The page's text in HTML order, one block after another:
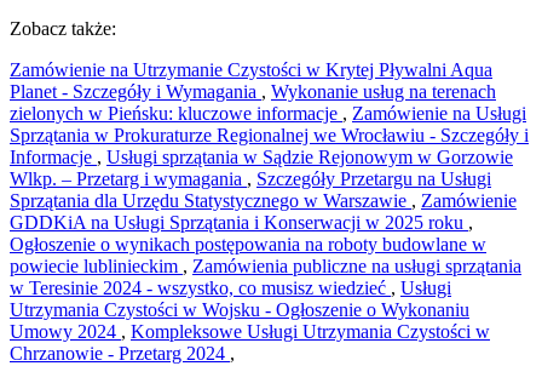
Zobacz także:
Zamówienie na Utrzymanie Czystości w Krytej Pływalni Aqua
Planet - Szczegóły i Wymagania , Wykonanie usług na terenach
zielonych w Pieńsku: kluczowe informacje , Zamówienie na Usługi
Sprzątania w Prokuraturze Regionalnej we Wrocławiu - Szczegóły i
Informacje , Usługi sprzątania w Sądzie Rejonowym w Gorzowie
Wlkp. – Przetarg i wymagania , Szczegóły Przetargu na Usługi
Sprzątania dla Urzędu Statystycznego w Warszawie , Zamówienie
GDDKiA na Usługi Sprzątania i Konserwacji w 2025 roku ,
Ogłoszenie o wynikach postępowania na roboty budowlane w
powiecie lublinieckim , Zamówienia publiczne na usługi sprzątania
w Teresinie 2024 - wszystko, co musisz wiedzieć , Usługi
Utrzymania Czystości w Wojsku - Ogłoszenie o Wykonaniu
Umowy 2024 , Kompleksowe Usługi Utrzymania Czystości w
Chrzanowie - Przetarg 2024 ,